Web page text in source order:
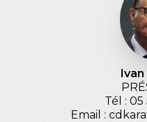
Ivan
Tél : 05
Email :